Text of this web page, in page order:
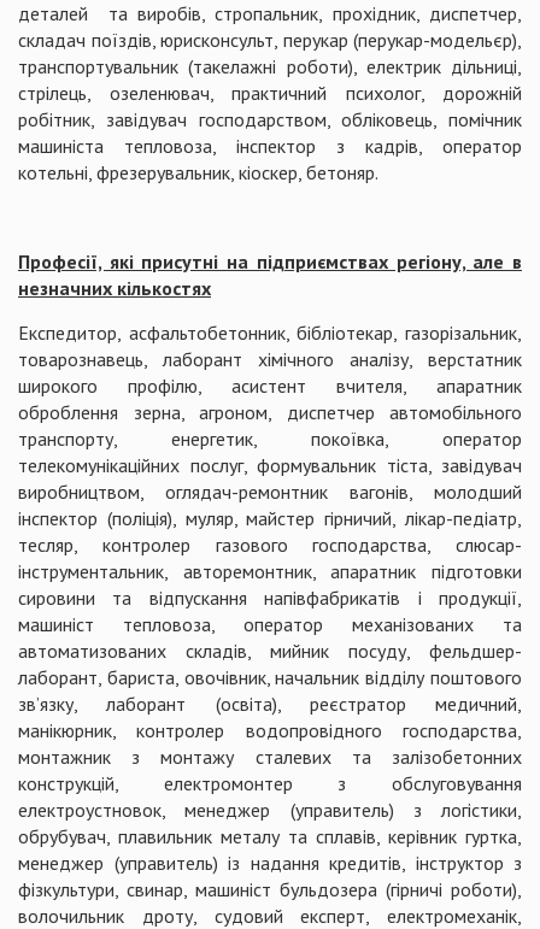
деталей та виробів, стропальник, прохідник, диспетчер,
складач поїздів, юрисконсульт, перукар (перукар-модельєр),
транспортувальник (такелажні роботи), електрик дільниці,
стрілець, озеленювач, практичний психолог, дорожній
робітник, завідувач господарством, обліковець, помічник
машиніста тепловоза, інспектор з кадрів, оператор
котельні, фрезерувальник, кіоскер, бетоняр.
Професії, які присутні на підприємствах регіону, але в
незначних кількостях
Експедитор, асфальтобетонник, бібліотекар, газорізальник,
товарознавець, лаборант хімічного аналізу, верстатник
широкого профілю, асистент вчителя, апаратник
оброблення зерна, агроном, диспетчер автомобільного
транспорту, енергетик, покоївка, оператор
телекомунікаційних послуг, формувальник тіста, завідувач
виробництвом, оглядач-ремонтник вагонів, молодший
інспектор (поліція), муляр, майстер гірничий, лікар-педіатр,
тесляр, контролер газового господарства, слюсар-
інструментальник, авторемонтник, апаратник підготовки
сировини та відпускання напівфабрикатів і продукції,
машиніст тепловоза, оператор механізованих та
автоматизованих складів, мийник посуду, фельдшер-
лаборант, бариста, овочівник, начальник відділу поштового
зв’язку, лаборант (освіта), реєстратор медичний,
манікюрник, контролер водопровідного господарства,
монтажник з монтажу сталевих та залізобетонних
конструкцій, електромонтер з обслуговування
електроустновок, менеджер (управитель) з логістики,
обрубувач, плавильник металу та сплавів, керівник гуртка,
менеджер (управитель) із надання кредитів, інструктор з
фізкультури, свинар, машиніст бульдозера (гірничі роботи),
волочильник дроту, судовий експерт, електромеханік,